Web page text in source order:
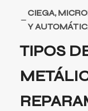
CIEGA,
Y
TIPOS